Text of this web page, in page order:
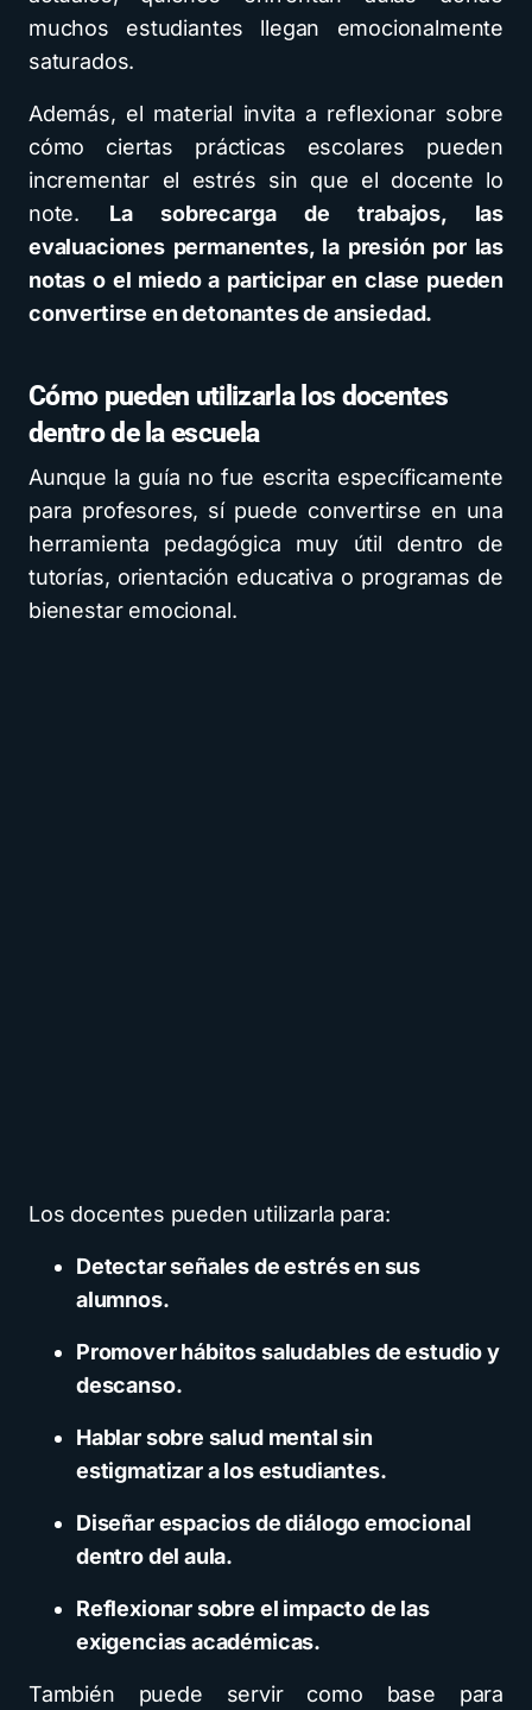
muchos estudiantes llegan emocionalmente
saturados.
Además, el material invita a reflexionar sobre
cómo ciertas prácticas escolares pueden
incrementar el estrés sin que el docente lo
note. La sobrecarga de trabajos, las
evaluaciones permanentes, la presión por las
notas o el miedo a participar en clase pueden
convertirse en detonantes de ansiedad.
Cómo pueden utilizarla los docentes
dentro de la escuela
Aunque la guía no fue escrita específicamente
para profesores, sí puede convertirse en una
herramienta pedagógica muy útil dentro de
tutorías, orientación educativa o programas de
bienestar emocional.
Los docentes pueden utilizarla para:
Detectar señales de estrés en sus
alumnos.
Promover hábitos saludables de estudio y
descanso.
Hablar sobre salud mental sin
estigmatizar a los estudiantes.
Diseñar espacios de diálogo emocional
dentro del aula.
Reflexionar sobre el impacto de las
exigencias académicas.
También puede servir como base para